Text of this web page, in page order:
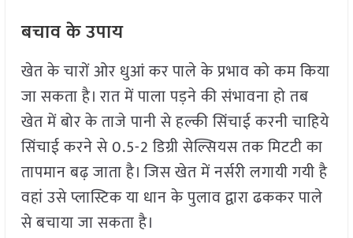
बचाव के उपाय
खेत के चारों ओर धुआं कर पाले के प्रभाव को कम किया
जा सकता है। रात में पाला पड़ने की संभावना हो तब
खेत में बोर के ताजे पानी से हल्की सिंचाई करनी चाहिये
सिंचाई करने से 0.5-2 डिग्री सेल्सियस तक मिटटी का
तापमान बढ़ जाता है। जिस खेत में नर्सरी लगायी गयी है
वहां उसे प्लास्टिक या धान के पुलाव द्वारा ढककर पाले
से बचाया जा सकता है।